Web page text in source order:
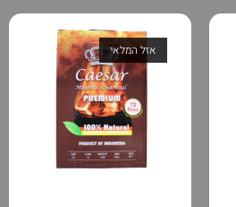
אזל המלאי